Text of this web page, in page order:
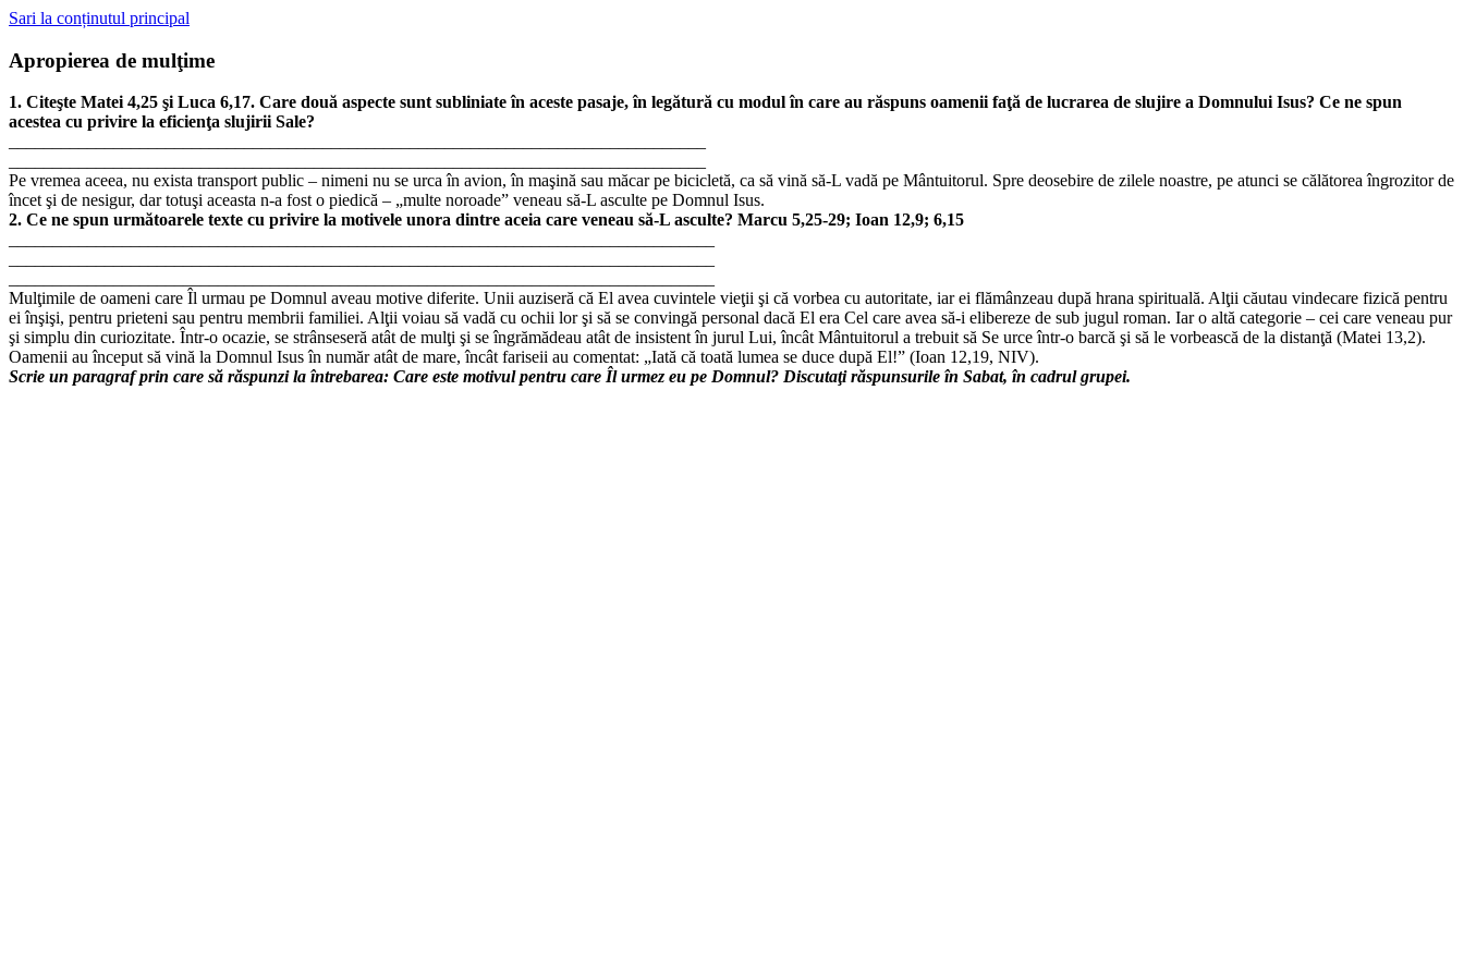
Sari la conținutul principal
Apropierea de mulţime
1. Citeşte Matei 4,25 şi Luca 6,17. Care două aspecte sunt subliniate în aceste pasaje, în legătură cu modul în care au răspuns oamenii faţă de lucrarea de slujire a Domnului Isus? Ce ne spun
acestea cu privire la eficienţa slujirii Sale?
Pe vremea aceea, nu exista transport public – nimeni nu se urca în avion, în maşină sau măcar pe bicicletă, ca să vină să-L vadă pe Mântuitorul. Spre deosebire de zilele noastre, pe atunci se călătorea îngrozitor de
încet şi de nesigur, dar totuşi aceasta n-a fost o piedică – „multe noroade” veneau să-L asculte pe Domnul Isus.
2. Ce ne spun următoarele texte cu privire la motivele unora dintre aceia care veneau să-L asculte? Marcu 5,25-29; Ioan 12,9; 6,15
Mulţimile de oameni care Îl urmau pe Domnul aveau motive diferite. Unii auziseră că El avea cuvintele vieţii şi că vorbea cu autoritate, iar ei flămânzeau după hrana spirituală. Alţii căutau vindecare fizică pentru
ei înşişi, pentru prieteni sau pentru membrii familiei. Alţii voiau să vadă cu ochii lor şi să se convingă personal dacă El era Cel care avea să-i elibereze de sub jugul roman. Iar o altă categorie – cei care veneau pur
şi simplu din curiozitate. Într-o ocazie, se strânseseră atât de mulţi şi se îngrămădeau atât de insistent în jurul Lui, încât Mântuitorul a trebuit să Se urce într-o barcă şi să le vorbească de la distanţă (Matei 13,2).
Oamenii au început să vină la Domnul Isus în număr atât de mare, încât fariseii au comentat: „Iată că toată lumea se duce după El!” (Ioan 12,19, NIV).
Scrie un paragraf prin care să răspunzi la întrebarea: Care este motivul pentru care Îl urmez eu pe Domnul? Discutaţi răspunsurile în Sabat, în cadrul grupei.